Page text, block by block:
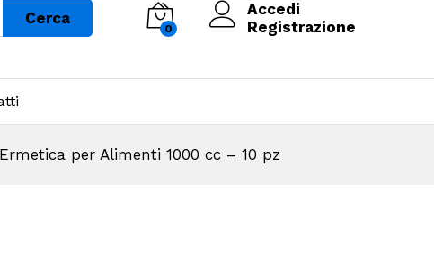
Cerca
0
Accedi
Registrazione
per Alimenti 1000 cc – 10 pz